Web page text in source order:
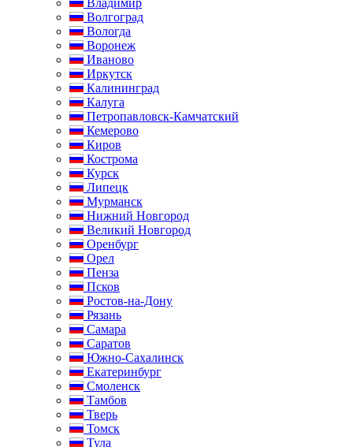
Владимир
Волгоград
Вологда
Воронеж
Иваново
Иркутск
Калининград
Калуга
Петропавловск-Камчатский
Кемерово
Киров
Кострома
Курск
Липецк
Мурманск
Нижний Новгород
Великий Новгород
Оренбург
Орел
Пенза
Псков
Ростов-на-Дону
Рязань
Самара
Саратов
Южно-Сахалинск
Екатеринбург
Смоленск
Тамбов
Тверь
Томск
Тула